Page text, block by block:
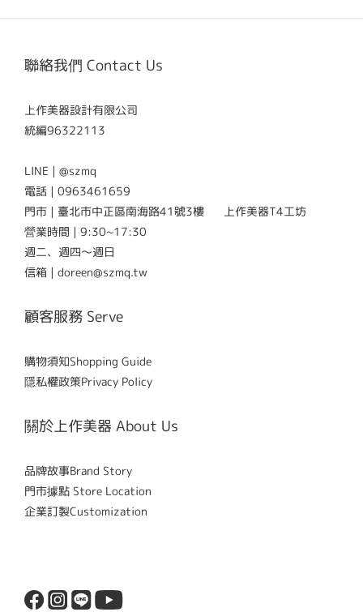
聯絡我們 Contact Us
上作美器設計有限公司
統編96322113
LINE | @szmq
電話 | 0963461659
門市 | 臺北市中正區南海路41號3樓 上作美器T4工坊
營業時間 | 9:30~17:30
週二、週四～週日
信箱 | doreen@szmq.tw
顧客服務 Serve
購物須知Shopping Guide
隱私權政策Privacy Policy
關於上作美器 About Us
品牌故事Brand Story
門市據點 Store Location
企業訂製Customization